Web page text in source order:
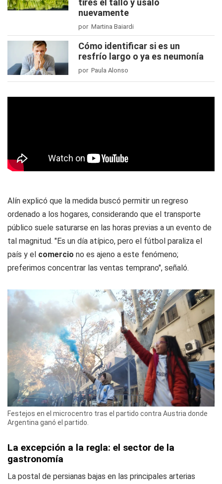
tires el tallo y úsalo
nuevamente
por Martina Baiardi
Cómo identificar si es un
resfrío largo o ya es neumonía
por Paula Alonso
Alín explicó que la medida buscó permitir un regreso
ordenado a los hogares, considerando que el transporte
público suele saturarse en las horas previas a un evento de
tal magnitud. "Es un día atípico, pero el fútbol paraliza el
país y el comercio no es ajeno a este fenómeno;
preferimos concentrar las ventas temprano", señaló.
Festejos en el microcentro tras el partido contra Austria donde
Argentina ganó el partido.
La excepción a la regla: el sector de la
gastronomía
La postal de persianas bajas en las principales arterias